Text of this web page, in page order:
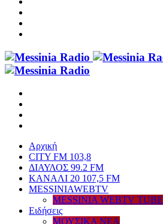
Αρχική
CITY FM 103,8
ΔΙΑΥΛΟΣ 99.2 FM
ΚΑΝΑΛΙ 20 107,5 FM
MESSINIAWEBTV
MESSINIA WEBTV TUBE
Eιδήσεις
ΜΟΥΣΙΚΑ ΝΕΑ